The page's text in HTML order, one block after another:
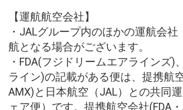
【運航航空会社】
・JALグループ内のほかの運航会社
航となる場合がございます。
・FDA(フジドリームエアラインズ)
ライン)の記載がある便は、提携航空
AMX)と日本航空（JAL）との共同
ェア便）です。提携航空会社(FDA